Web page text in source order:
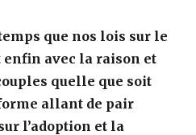
que nos lois sur le
enfin avec la raison et
quelle que soit
allant de pair
l’adoption et la